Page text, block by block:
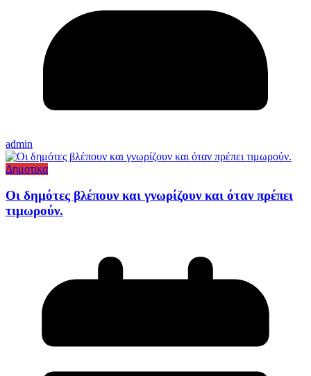
admin
Δημοτικα
Οι δημότες βλέπουν και γνωρίζουν και όταν πρέπει
τιμωρούν.